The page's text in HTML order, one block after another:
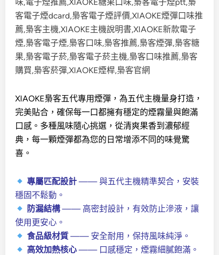
XIAOKE梟客五代專用煙彈，為五代主機量身打造，
完美貼合，確保每一口都擁有穩定的煙霧量與飽滿
口感。多種風味隨心挑選，從清爽果香到濃郁經
典，每一顆煙彈都為您的日常增添不同的味覺驚
喜。
專屬匹配設計—— 與五代主機精準契合，安裝
穩固不鬆動。
防漏結構—— 高密封設計，有效防止滲液，讓
使用更安心。
食品級材質—— 安全耐用，保持風味純淨。
高效加熱核心—— 口感穩定，煙霧細膩飽滿。